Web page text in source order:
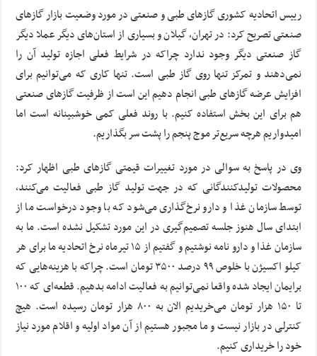
رییس اتحادیه کشوری گازهای طبی و صنعتی در مورد وضعیت بازار گازهای
صنعتی تصریح کرد:‌ در تهران، گیلان و بسیاری از استان‌های دیگر عملا دیگر
گاز صنعتی دیگر وجود ندارد چراکه در شرایط فعلی اجازه تولید آن را
نمی‌دهند و تمرکز تنها روی گاز طبی است. تنها کاری که می‌توانیم برای
افزایش عرضه گازهای طبی انجام دهیم این است از ظرفیت گازهای صنعتی
هم برای این بخش استفاده کنیم. با روند فعلی کمی خوشبینانه است اما
امیدواریم هرچه سریع‌تر موج پنجم را پشت سر بگذاریم.
وی در پاسخ به سوالی در مورد تغییرات قیمتی گازهای طبی اظهار کرد:‌
محصولات تولیدکنندگانی که در جهت تولید گاز طبی فعالیت می‌کنند،
توسط سازمان غذا و دارو نرخ‌گذاری می‌شود که با وجود درخواست ما از
ابتدای سال هنوز جلسه تصمیم‌گیری در این مورد تشکیل نشده است. ما به
سازمان غذا و دارو نامه نوشتیم و گفتیم از ۱۵ تیرماه نرخ اتحادیه ما برای هر
کیلو اکسیژن با خلوص ۹۹ درصد ۳۵۰۰ تومان است. چراکه با هزینه‌هایی که
برایمان ایجاد شده واقعا نمی‌توانیم به فعالیت ادامه بدهیم. قطعه‌ای که ۱۰۰
تا ۱۵۰ هزار تومان می‌خریدیم الان به ۸۰۰ هزار تومان رسیده است. هیچ
کنترلی در بازار نیست و ما مجبور هستیم از آن مواد اولیه و اقلام مورد نیاز
خود را خریداری کنیم.